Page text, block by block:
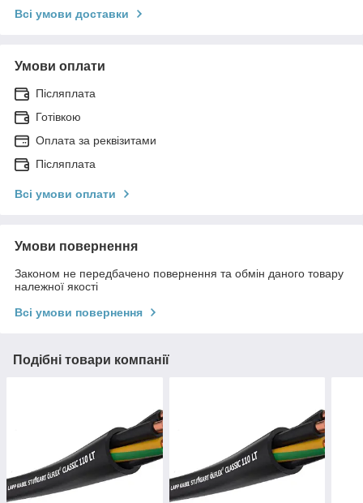
Всі умови доставки
Умови оплати
Післяплата
Готівкою
Оплата за реквізитами
Післяплата
Всі умови оплати
Умови повернення
Законом не передбачено повернення та обмін даного товару
належної якості
Всі умови повернення
Подібні товари компанії